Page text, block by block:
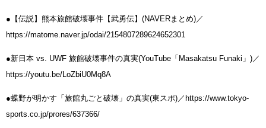
●【伝説】熊本旅館破壊事件【武勇伝】(NAVERまとめ)／
https://matome.naver.jp/odai/2154807289624652301
●新日本 vs. UWF 旅館破壊事件の真実(YouTube「Masakatsu Funaki」)／
https://youtu.be/LoZbiU0Mq8A
●蝶野が明かす「旅館丸ごと破壊」の真実(東スポ)／https://www.tokyo-
sports.co.jp/prores/637366/